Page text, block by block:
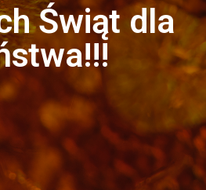
Świąt dla